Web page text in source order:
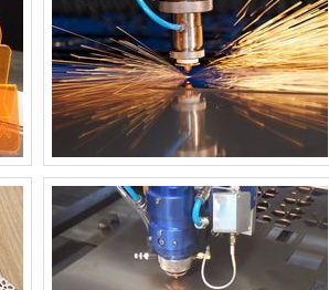
MÁQUINA DE CORTE A LASER TECIDO
PREÇO
MÁQUINA DE CORTE A LASER VIDRO
MÁQUINA DE CORTE A LASER WS
80W
MÁQUINA DE CORTE DE TECIDO A
PREÇO
MÁQUINA DE CORTE DE TECIDO
INDUSTRIAL A LASER
MÁQUINA DE CORTE LASER
MÁQUINA DE CORTE LASER